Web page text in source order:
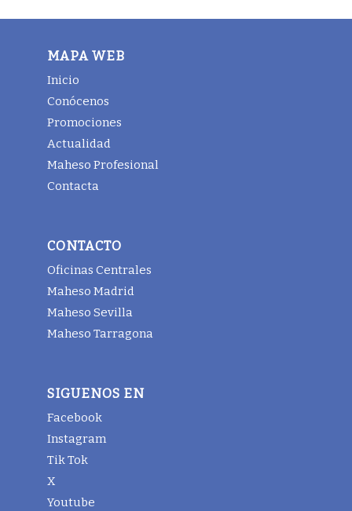
MAPA WEB
Inicio
Conócenos
Promociones
Actualidad
Maheso Profesional
Contacta
CONTACTO
Oficinas Centrales
Maheso Madrid
Maheso Sevilla
Maheso Tarragona
SIGUENOS EN
Facebook
Instagram
Tik Tok
X
Youtube